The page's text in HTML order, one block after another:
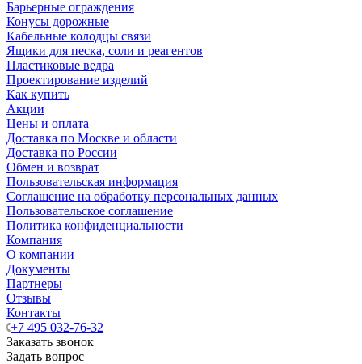
Барьерные ограждения
Конусы дорожные
Кабельные колодцы связи
Ящики для песка, соли и реагентов
Пластиковые ведра
Проектирование изделий
Как купить
Акции
Цены и оплата
Доставка по Москве и области
Доставка по России
Обмен и возврат
Пользовательская информация
Соглашение на обработку персональных данных
Пользовательское соглашение
Политика конфиденциальности
Компания
О компании
Документы
Партнеры
Отзывы
Контакты
+7 495 032-76-32
Заказать звонок
Задать вопрос